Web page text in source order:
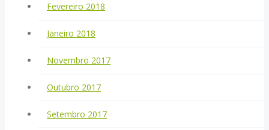
Fevereiro 2018
Janeiro 2018
Novembro 2017
Outubro 2017
Setembro 2017